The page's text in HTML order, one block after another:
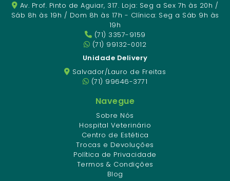
Av. Prof. Pinto de Aguiar, 317. Loja: Seg a Sex 7h às 20h /
Sáb 8h às 19h / Dom 8h às 17h - Clínica: Seg a Sáb 9h às
19h
(71) 3357-9159
(71) 99132-0012
Unidade Delivery
Salvador/Lauro de Freitas
(71) 99646-3771
Navegue
Sobre Nós
Hospital Veterinário
Centro de Estética
Trocas e Devoluções
Política de Privacidade
Termos & Condições
Blog